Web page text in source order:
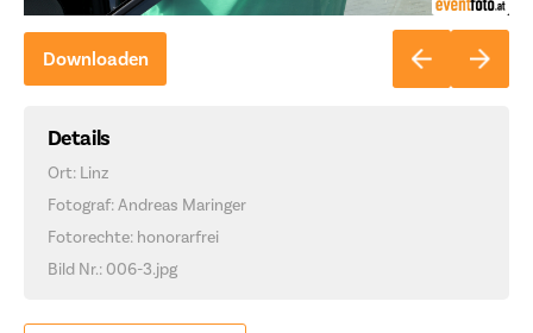
Downloaden
Details
Ort: Linz
Fotograf: Andreas Maringer
Fotorechte: honorarfrei
Bild Nr.: 006-3.jpg